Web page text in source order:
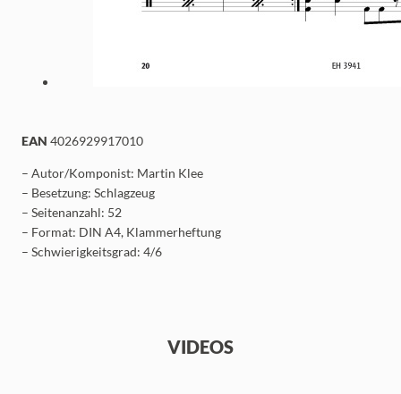
EAN 4026929917010
– Autor/Komponist: Martin Klee
– Besetzung: Schlagzeug
– Seitenanzahl: 52
– Format: DIN A4, Klammerheftung
– Schwierigkeitsgrad: 4/6
VIDEOS